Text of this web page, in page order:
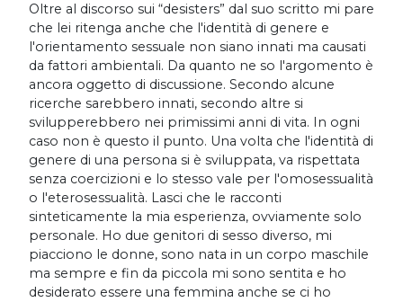
Oltre al discorso sui “desisters” dal suo scritto mi pare
che lei ritenga anche che l'identità di genere e
l'orientamento sessuale non siano innati ma causati
da fattori ambientali. Da quanto ne so l'argomento è
ancora oggetto di discussione. Secondo alcune
ricerche sarebbero innati, secondo altre si
svilupperebbero nei primissimi anni di vita. In ogni
caso non è questo il punto. Una volta che l'identità di
genere di una persona si è sviluppata, va rispettata
senza coercizioni e lo stesso vale per l'omosessualità
o l'eterosessualità. Lasci che le racconti
sinteticamente la mia esperienza, ovviamente solo
personale. Ho due genitori di sesso diverso, mi
piacciono le donne, sono nata in un corpo maschile
ma sempre e fin da piccola mi sono sentita e ho
desiderato essere una femmina anche se ci ho